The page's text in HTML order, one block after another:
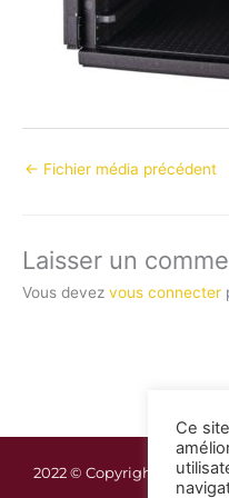
← Fichier média précédent
Laisser un
Vous devez vous connecter
2022 © Copyright
Ce